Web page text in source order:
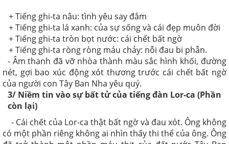
+ Tiếng ghi-ta nâu: tình yêu say đắm
+ Tiếng ghi-ta lá xanh: của sự sống và cái đẹp muôn đời
+ Tiếng ghi-ta tròn bọt nước: cái chết bất ngờ
+ Tiếng ghi-ta ròng ròng máu chảy: nỗi đau bi phẫn.
- Âm thanh đã vỡ nhòa thành màu sắc hình khối, đường
nét, gợi bao xúc động xót thương trước cái chết bất ngờ
của người con Tây Ban Nha yêu quý.
3/ Niềm tin vào sự bất tử của tiếng đàn Lor-ca (Phần
còn lại)
- Cái chết của Lor-ca thật bất ngờ và đau xót. Ông không
có một phần riêng không ai nhìn thấy thi thể của ông. Ông